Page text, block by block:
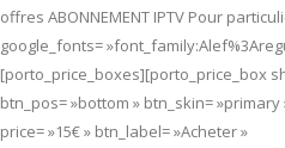
offres ABONNEMENT IPTV Pour
google_fonts=
[porto_price_boxes][porto_price_box
btn_pos= »bottom » btn_skin= »primary
price= »15€ » btn_label= »Acheter »